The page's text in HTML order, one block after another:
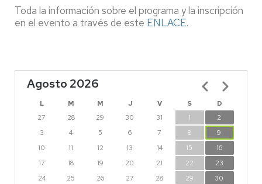
Toda la información sobre el programa y la inscripción
en el evento a través de este ENLACE.
Agosto 2026
L M M J V S
D
27
28 29 30 31 1
2
3
4 5 6 7 8
9
10
11 12 13 14 15
16
17
18 19 20 21 22
23
24
25 26 27 28 29
30
Paginación